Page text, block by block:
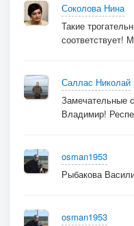
Соколова Нина
Такие
соответствует!
Саллас Николай
Замечательные
Владимир!
osman1953
Рыбакова
osman1953